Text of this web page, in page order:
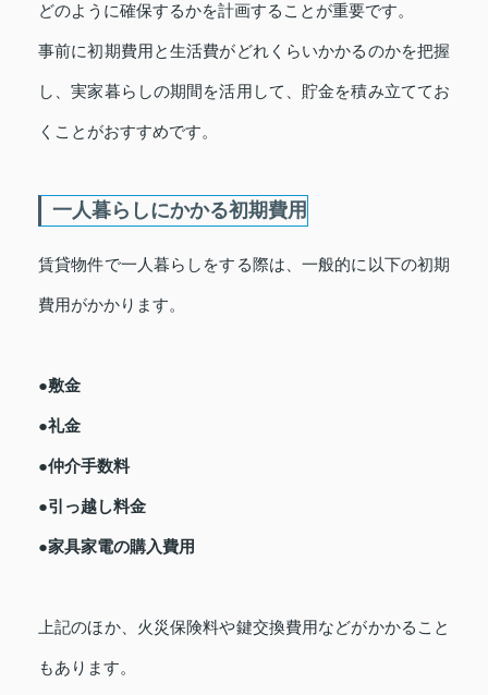
どのように確保するかを計画することが重要です。
事前に初期費用と生活費がどれくらいかかるのかを把握
し、実家暮らしの期間を活用して、貯金を積み立ててお
くことがおすすめです。
一人暮らしにかかる初期費用
賃貸物件で一人暮らしをする際は、一般的に以下の初期
費用がかかります。
●敷金
●礼金
●仲介手数料
●引っ越し料金
●家具家電の購入費用
上記のほか、火災保険料や鍵交換費用などがかかること
もあります。